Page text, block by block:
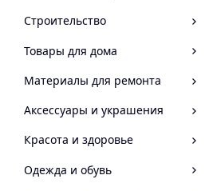
Строительство
Товары для дома
Материалы для ремонта
Аксессуары и украшения
Красота и здоровье
Одежда и обувь